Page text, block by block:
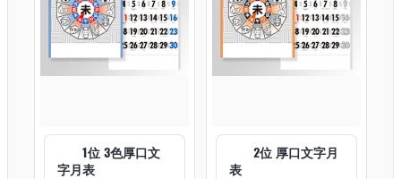
1位 3色厚口文
字月表
2位 厚口文字月
表